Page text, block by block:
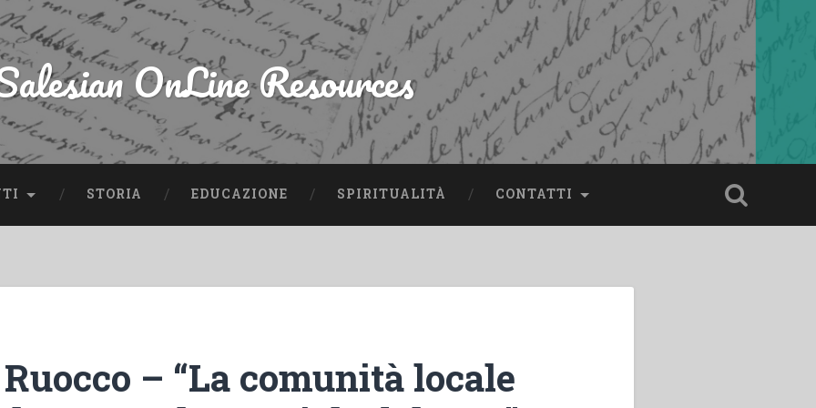
OnLine Resources
STORIA EDUCAZIONE SPIRITUALITÀ CONTATTI
– “La comunità locale